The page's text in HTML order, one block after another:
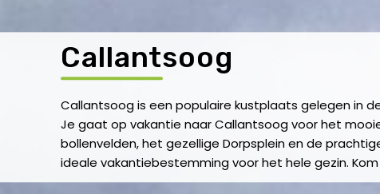
Callantsoog
Callantsoog is een populaire kustplaats gelegen in
Je gaat op vakantie naar Callantsoog voor het
bollenvelden, het gezellige Dorpsplein en de
ideale vakantiebestemming voor het hele gezin.